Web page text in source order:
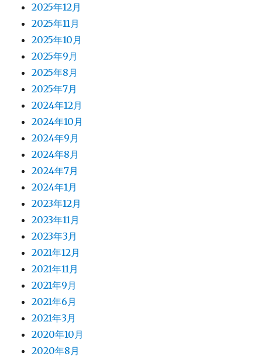
ー
シ
ョ
ン
2025年12月
2025年11月
2025年10月
2025年9月
2025年8月
2025年7月
2024年12月
2024年10月
2024年9月
2024年8月
2024年7月
2024年1月
2023年12月
2023年11月
2023年3月
2021年12月
2021年11月
2021年9月
2021年6月
2021年3月
2020年10月
2020年8月